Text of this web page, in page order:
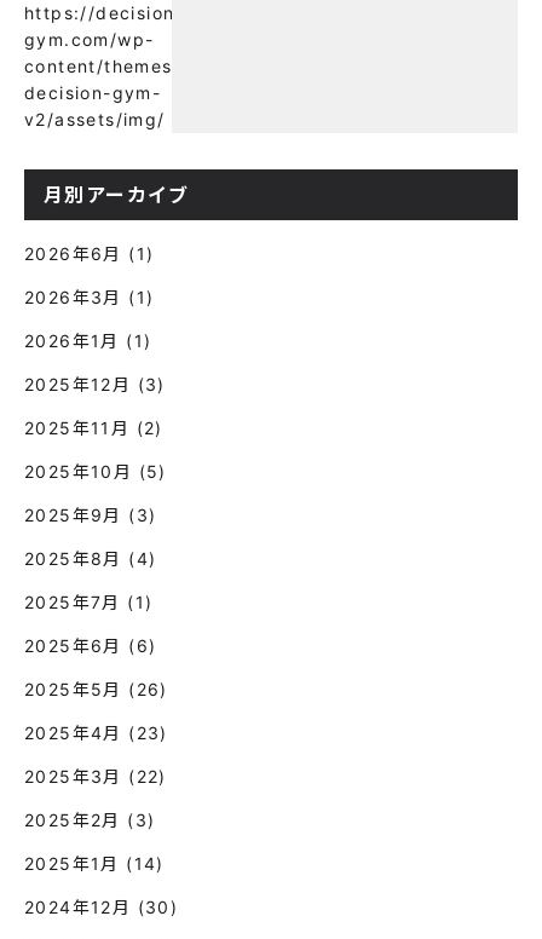
https://decision-
gym.com/wp-
content/themes/wp-
decision-gym-
v2/assets/img/
月別アーカイブ
2026年6月 (1)
2026年3月 (1)
2026年1月 (1)
2025年12月 (3)
2025年11月 (2)
2025年10月 (5)
2025年9月 (3)
2025年8月 (4)
2025年7月 (1)
2025年6月 (6)
2025年5月 (26)
2025年4月 (23)
2025年3月 (22)
2025年2月 (3)
2025年1月 (14)
2024年12月 (30)